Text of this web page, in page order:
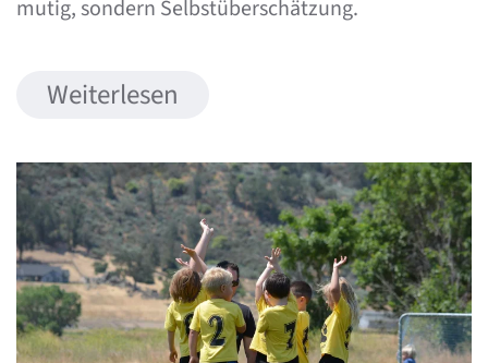
mutig, sondern Selbstüberschätzung.
Weiterlesen